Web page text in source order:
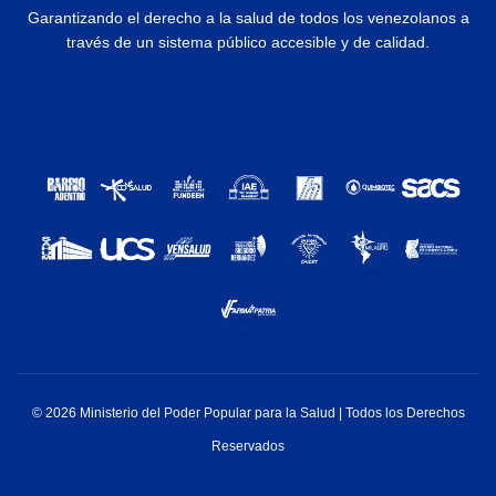
Garantizando el derecho a la salud de todos los venezolanos a
través de un sistema público accesible y de calidad.
© 2026 Ministerio del Poder Popular para la Salud | Todos los Derechos
Reservados